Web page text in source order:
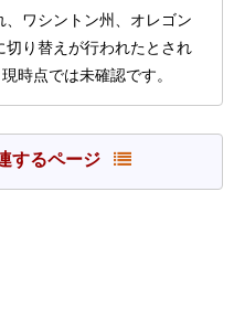
ワシントン州、オレゴン
り替えが行われたとされ
時点では未確認です。
するページ